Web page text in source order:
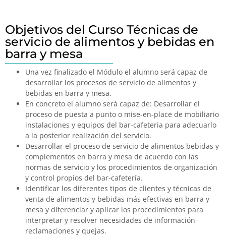
Objetivos del Curso Técnicas de
servicio de alimentos y bebidas en
barra y mesa
Una vez finalizado el Módulo el alumno será capaz de
desarrollar los procesos de servicio de alimentos y
bebidas en barra y mesa.
En concreto el alumno será capaz de: Desarrollar el
proceso de puesta a punto o mise-en-place de mobiliario
instalaciones y equipos del bar-cafeteria para adecuarlo
a la posterior realización del servicio.
Desarrollar el proceso de servicio de alimentos bebidas y
complementos en barra y mesa de acuerdo con las
normas de servicio y los procedimientos de organización
y control propios del bar-cafetería.
Identificar los diferentes tipos de clientes y técnicas de
venta de alimentos y bebidas más efectivas en barra y
mesa y diferenciar y aplicar los procedimientos para
interpretar y resolver necesidades de información
reclamaciones y quejas.